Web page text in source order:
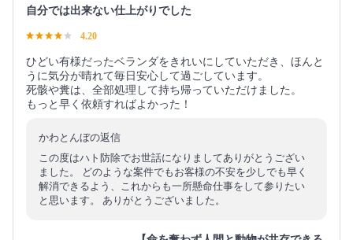
自分では出来ない仕上がりでした
4.20
ひどい有様だったベランダをきれいにしていただき、ほんと
うに気分が晴れて毎日安心して過ごしています。
死骸や糞は、全部処理して持ち帰っていただけました。
もっと早く依頼すればよかった！
かわとんぼの返信
この度はハト防除でお世話になりましてありがとうござい
ました。 どのような案件でもお客様の不安を少しでも早く
解消できるよう、これからも一所懸命仕事をして参りたい
と思います。 ありがとうございました。